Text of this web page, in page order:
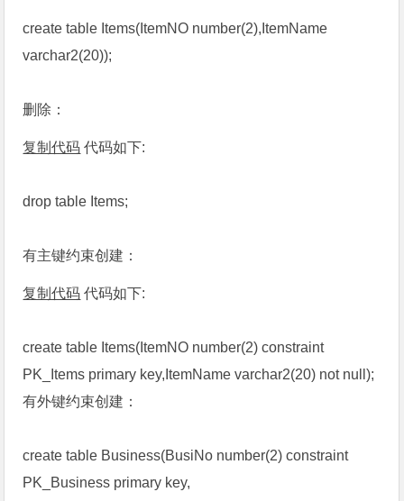
create table Items(ItemNO number(2),ItemName
varchar2(20));
删除：
复制代码 代码如下:
drop table Items;
有主键约束创建：
复制代码 代码如下:
create table Items(ItemNO number(2) constraint
PK_Items primary key,ItemName varchar2(20) not null);
有外键约束创建：
create table Business(BusiNo number(2) constraint
PK_Business primary key,